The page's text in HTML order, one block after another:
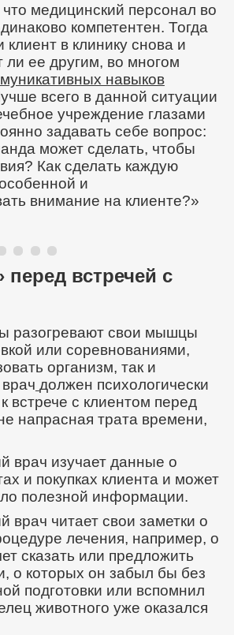
медицинский персонал во
компетентен. Тогда
клиент в клинику снова и
ли ее другим, во многом
навыков
всего в данной ситуации
учреждение глазами
задавать себе вопрос:
может сделать, чтобы
Как сделать каждую
и
внимание на клиенте?»
перед встречей с
разогревают свои мышцы
или соревнованиями,
организм, так и
должен психологически
встрече с клиентом перед
напрасная трата времени,
врач изучает данные о
и покупках клиента и может
полезной информации.
врач читает свои заметки о
лечения, например, о
сказать или предложить
о которых он забыл бы без
подготовки или вспомнил
животного уже оказался